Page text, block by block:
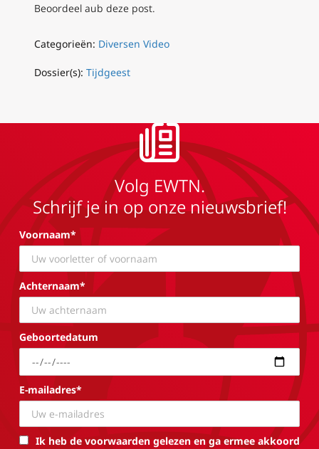
Beoordeel aub deze post.
Categorieën: Diversen Video
Dossier(s): Tijdgeest
Volg EWTN.
Schrijf je in op onze nieuwsbrief!
Voornaam*
Achternaam*
Geboortedatum
E-mailadres*
Ik heb de voorwaarden gelezen en ga ermee akkoord